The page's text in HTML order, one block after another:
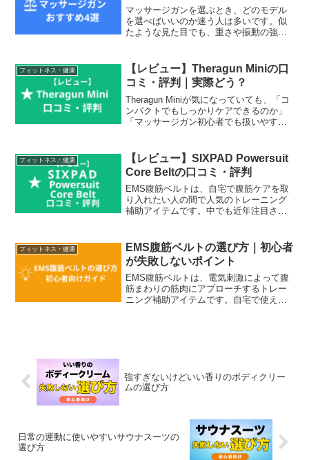
マッサージガンを選ぶとき、どのモデル
を選べばいいのか迷う人は多いです。似
たような見た目でも、重さや振動の強
ルを比較しながら、それぞれの特徴を整
理します。初めて使う人で...
フィットネス・健康
【レビュー】Theragun Miniの口
コミ・評判｜実際どう？
Theragun Miniが気になっていても、「コ
ンパクトでもしっかりケアできるのか」
「マッサージガン初心者でも扱いやすい
は、Theragun Miniの口コミ・評判を...
フィットネス・健康
【レビュー】SIXPAD Powersuit
Core Beltの口コミ・評判
EMS腹筋ベルトは、自宅で腹筋ケアを取
り入れたい人の間で人気のトレーニング
補助アイテムです。中でも近年注目され
のEMS腹筋ベルトはジェルシート...
フィットネス・健康
EMS腹筋ベルトの選び方｜初心者
が失敗しないポイント
EMS腹筋ベルトは、電気刺激によって腹
筋まわりの筋肉にアプローチするトレー
ニング補助アイテムです。自宅で使える
強すぎないけどいい香りのボディクリー
ムの選び方
日常の運動に使いやすいサウナスーツの
選び方